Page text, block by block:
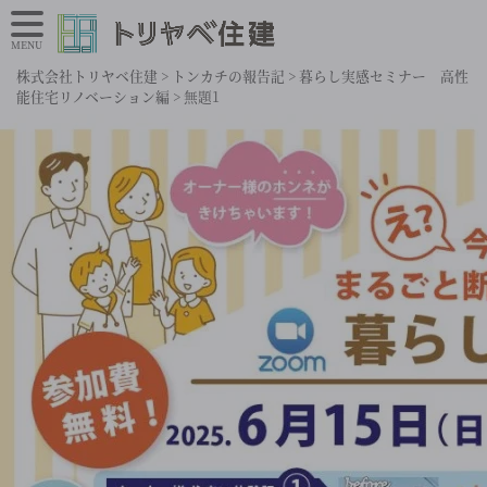
株式会社トリヤベ住建 > トンカチの報告記 > 暮らし実感セミナー 高性
能住宅リノベーション編 > 無題1
MENU